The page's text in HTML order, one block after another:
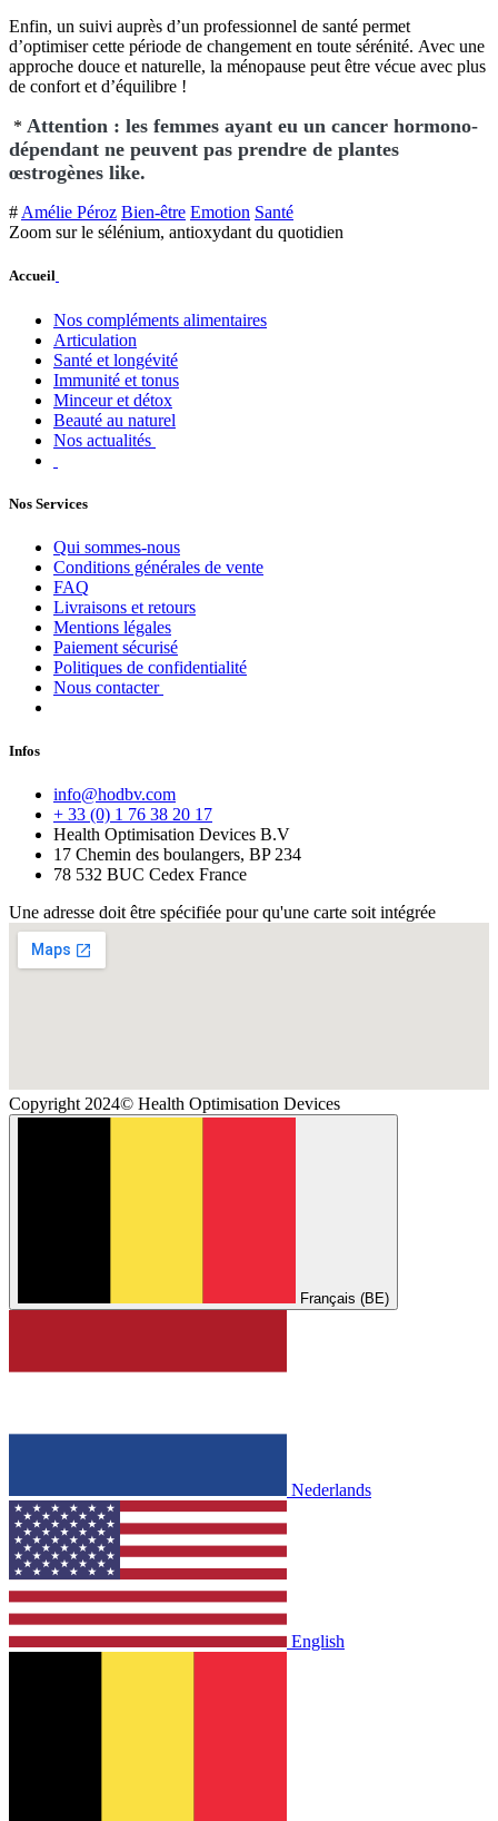
Enfin, un suivi auprès d’un professionnel de santé permet
d’optimiser cette période de changement en toute sérénité. Avec une
approche douce et naturelle, la ménopause peut être vécue avec plus
de confort et d’équilibre !
* Attention : les femmes ayant eu un cancer hormono-
dépendant ne peuvent pas prendre de plantes
œstrogènes like.
# Amélie Péroz Bien-être Emotion Santé
Zoom sur le sélénium, antioxydant du quotidien
Accueil
Nos compléments alimentaires
Articulation
Santé et longévité
Immunité et tonus
Minceur et détox
Beauté au naturel
Nos actualités
Nos Services
Qui sommes-nous
Conditions générales de vente
FAQ
Livraisons et retours
Mentions légales
Paiement sécurisé
Politiques de confidentialité
Nous contacter
Infos
info@hodbv.com
+ 33 (0) 1 76 38 20 17
Health Optimisation Devices B.V
17 Chemin des boulangers, BP 234
78 532 BUC Cedex France
Une adresse doit être spécifiée pour qu'une carte soit intégrée
Copyright 2024© Health Optimisation Devices
Français (BE)
Nederlands
English